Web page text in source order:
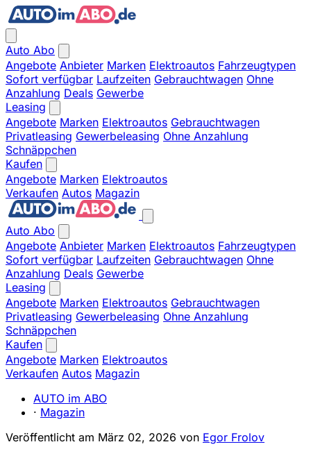
Auto Abo
Angebote Anbieter Marken Elektroautos Fahrzeugtypen
Sofort verfügbar Laufzeiten Gebrauchtwagen Ohne
Anzahlung Deals Gewerbe
Leasing
Angebote Marken Elektroautos Gebrauchtwagen
Privatleasing Gewerbeleasing Ohne Anzahlung
Schnäppchen
Kaufen
Angebote Marken Elektroautos
Verkaufen Autos Magazin
Auto Abo
Angebote Anbieter Marken Elektroautos Fahrzeugtypen
Sofort verfügbar Laufzeiten Gebrauchtwagen Ohne
Anzahlung Deals Gewerbe
Leasing
Angebote Marken Elektroautos Gebrauchtwagen
Privatleasing Gewerbeleasing Ohne Anzahlung
Schnäppchen
Kaufen
Angebote Marken Elektroautos
Verkaufen Autos Magazin
AUTO im ABO
· Magazin
Veröffentlicht am März 02, 2026 von Egor Frolov